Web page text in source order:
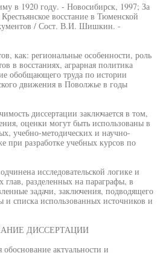
в 1920 году. - Новосибирск, 1997; За
восстание в Тюменской
/ Сост. В.И. Шишкин. -
как: региональные особенности, роль
в восстаниях, аграрная политика
обобщающего труда по истории
движения в Поволжье в годы
диссертации заключается в том,
оценки могут быть использованы в
учебно-методических и научно-
при разработке учебных курсов по
исследовательской логике и
глав, разделенных на параграфы, в
задачи, заключения, подводящего
и списка использованных источников и
ДИССЕРТАЦИИ
актуальности и